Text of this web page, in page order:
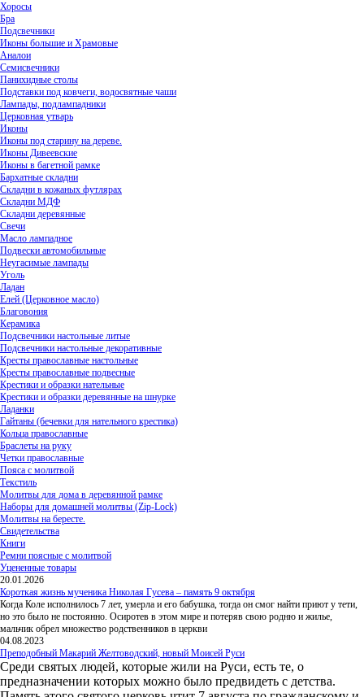
Хоросы
Бра
Подсвечники
Иконы большие и Храмовые
Аналои
Семисвечники
Панихидные столы
Подставки под ковчеги, водосвятные чаши
Лампады, подлампадники
Церковная утварь
Иконы
Иконы под старину на дереве.
Иконы Дивеевские
Иконы в багетной рамке
Бархатные складни
Складни в кожаных футлярах
Складни МДФ
Складни деревянные
Свечи
Масло лампадное
Подвески автомобильные
Неугасимые лампады
Уголь
Ладан
Елей (Церковное масло)
Благовония
Керамика
Подсвечники настольные литые
Подсвечники настольные декоративные
Кресты православные настольные
Кресты православные подвесные
Крестики и образки нательные
Крестики и образки деревянные на шнурке
Ладанки
Гайтаны (бечевки для нательного крестика)
Кольца православные
Браслеты на руку
Четки православные
Пояса с молитвой
Текстиль
Молитвы для дома в деревянной рамке
Наборы для домашней молитвы (Zip-Lock)
Молитвы на бересте.
Свидетельства
Книги
Ремни поясные с молитвой
Уцененные товары
20.01.2026
Короткая жизнь мученика Николая Гусева – память 9 октября
Когда Коле исполнилось 7 лет, умерла и его бабушка, тогда он смог найти приют у тети,
но это было не постоянно. Осиротев в этом мире и потеряв свою родню и жилье,
мальчик обрел множество родственников в церкви
04.08.2023
Преподобный Макарий Желтоводский, новый Моисей Руси
Среди святых людей, которые жили на Руси, есть те, о
предназначении которых можно было предвидеть с детства.